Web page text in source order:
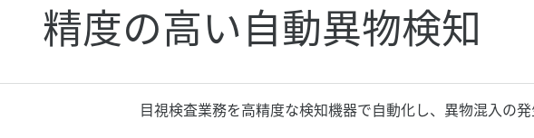
精度の高い自動異物検知
目視検査業務を高精度な検知機器で自動化し、異物混入の発